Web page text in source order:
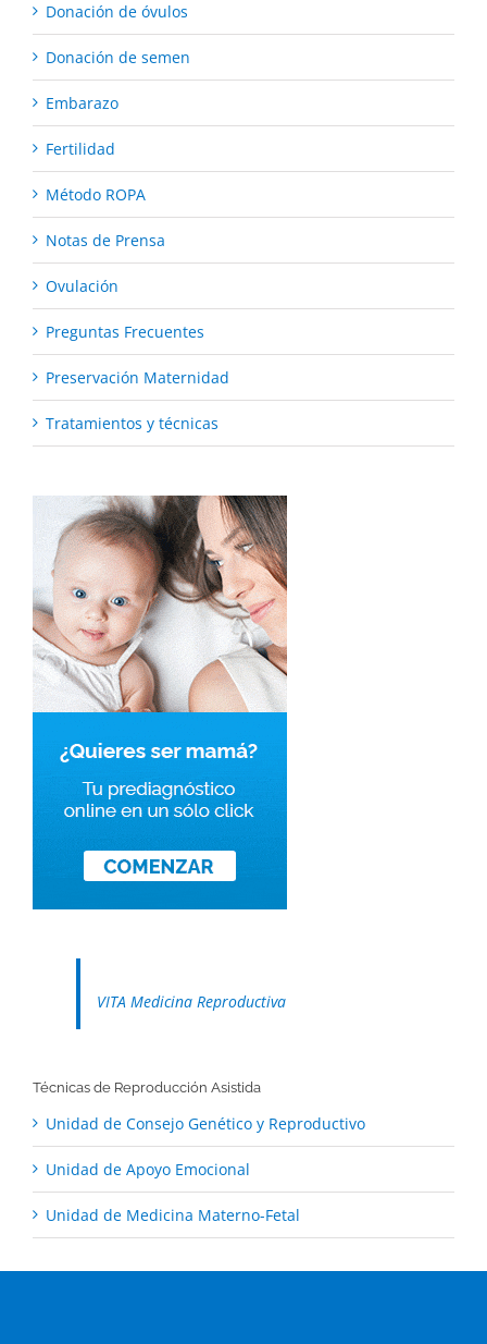
Donación de óvulos
Donación de semen
Embarazo
Fertilidad
Método ROPA
Notas de Prensa
Ovulación
Preguntas Frecuentes
Preservación Maternidad
Tratamientos y técnicas
VITA Medicina Reproductiva
Técnicas de Reproducción Asistida
Unidad de Consejo Genético y Reproductivo
Unidad de Apoyo Emocional
Unidad de Medicina Materno-Fetal